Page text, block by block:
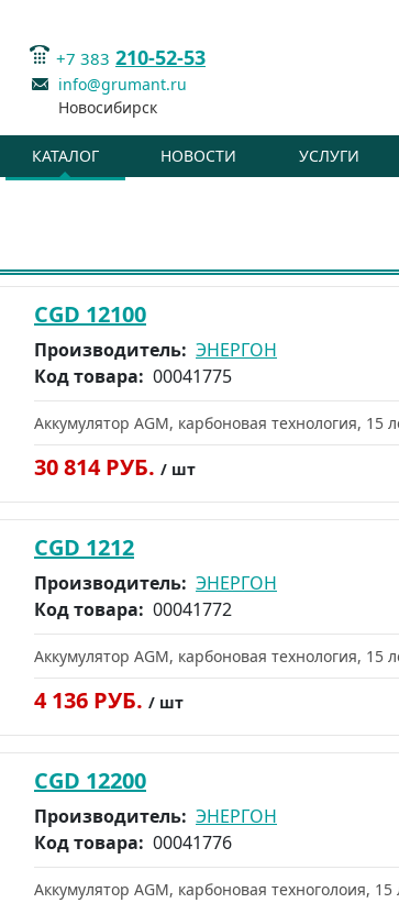
+7 383 210-52-53
info@grumant.ru
Новосибирск
КАТАЛОГ НОВОСТИ УСЛУГИ
CGD 12100
Производитель: ЭНЕРГОН
Код товара: 00041775
Аккумулятор AGM, карбоновая технология, 15
30 814 РУБ. / шт
CGD 1212
Производитель: ЭНЕРГОН
Код товара: 00041772
Аккумулятор AGM, карбоновая технология, 15
4 136 РУБ. / шт
CGD 12200
Производитель: ЭНЕРГОН
Код товара: 00041776
Аккумулятор AGM, карбоновая техноголоия,